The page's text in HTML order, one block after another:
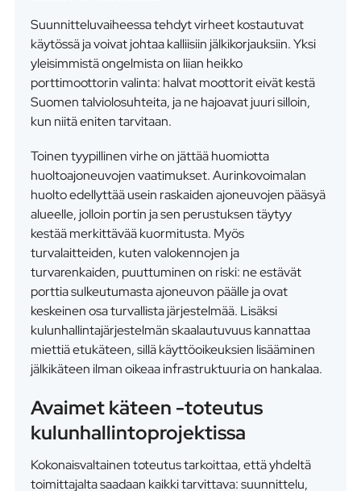
Suunnitteluvaiheessa tehdyt virheet kostautuvat
käytössä ja voivat johtaa kalliisiin jälkikorjauksiin. Yksi
yleisimmistä ongelmista on liian heikko
porttimoottorin valinta: halvat moottorit eivät kestä
Suomen talviolosuhteita, ja ne hajoavat juuri silloin,
kun niitä eniten tarvitaan.
Toinen tyypillinen virhe on jättää huomiotta
huoltoajoneuvojen vaatimukset. Aurinkovoimalan
huolto edellyttää usein raskaiden ajoneuvojen pääsyä
alueelle, jolloin portin ja sen perustuksen täytyy
kestää merkittävää kuormitusta. Myös
turvalaitteiden, kuten valokennojen ja
turvarenkaiden, puuttuminen on riski: ne estävät
porttia sulkeutumasta ajoneuvon päälle ja ovat
keskeinen osa turvallista järjestelmää. Lisäksi
kulunhallintajärjestelmän skaalautuvuus kannattaa
miettiä etukäteen, sillä käyttöoikeuksien lisääminen
jälkikäteen ilman oikeaa infrastruktuuria on hankalaa.
Avaimet käteen -toteutus
kulunhallintoprojektissa
Kokonaisvaltainen toteutus tarkoittaa, että yhdeltä
toimittajalta saadaan kaikki tarvittava: suunnittelu,